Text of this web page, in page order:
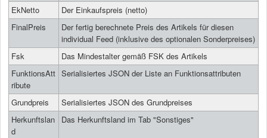
EkNetto
Der Einkaufspreis (netto)
FinalPreis
Der fertig berechnete Preis des Artikels für diesen
individual Feed (inklusive des optionalen Sonderpreises)
Fsk
Das Mindestalter gemäß FSK des Artikels
FunktionsAtt
ribute
Serialisiertes JSON der Liste an Funktionsattributen
Grundpreis
Serialisiertes JSON des Grundpreises
Herkunftslan
d
Das Herkunftsland im Tab "Sonstiges"